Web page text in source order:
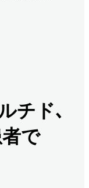
チド､
で